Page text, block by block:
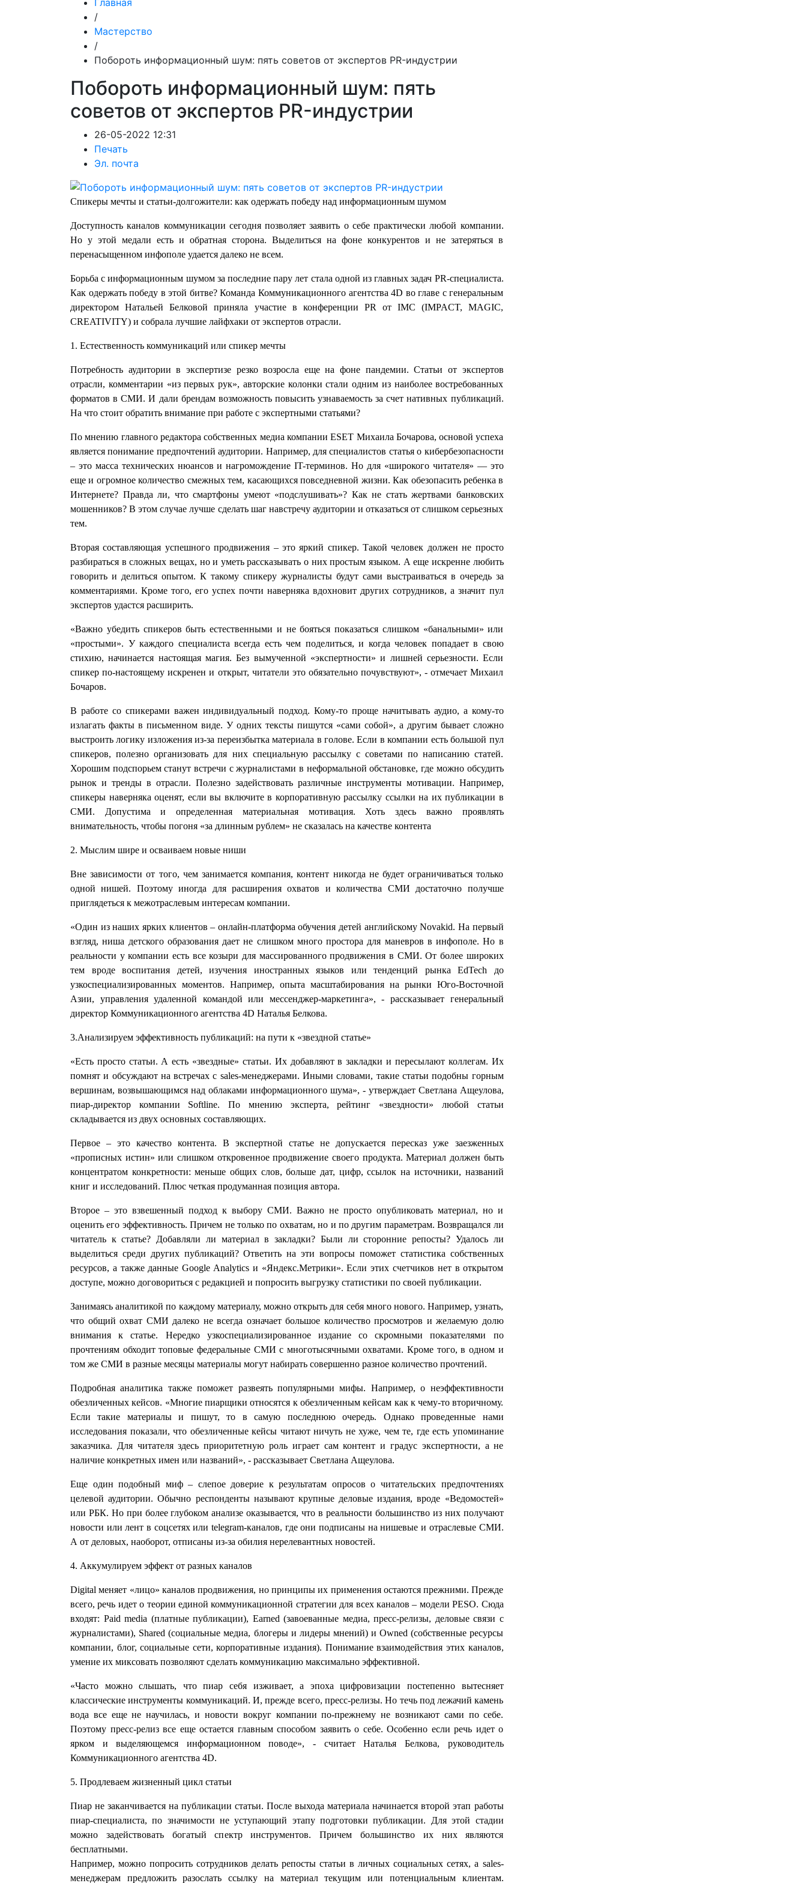
Главная
/
Мастерство
/
Побороть информационный шум: пять советов от экспертов PR-индустрии
Побороть информационный шум: пять
советов от экспертов PR-индустрии
26-05-2022 12:31
Печать
Эл. почта
Спикеры мечты и статьи-долгожители: как одержать победу над информационным шумом
Доступность каналов коммуникации сегодня позволяет заявить о себе практически любой компании.
Но у этой медали есть и обратная сторона. Выделиться на фоне конкурентов и не затеряться в
перенасыщенном инфополе удается далеко не всем.
Борьба с информационным шумом за последние пару лет стала одной из главных задач PR-специалиста.
Как одержать победу в этой битве? Команда Коммуникационного агентства 4D во главе с генеральным
директором Натальей Белковой приняла участие в конференции PR от IMC (IMPACT, MAGIC,
CREATIVITY) и собрала лучшие лайфхаки от экспертов отрасли.
1. Естественность коммуникаций или спикер мечты
Потребность аудитории в экспертизе резко возросла еще на фоне пандемии. Статьи от экспертов
отрасли, комментарии «из первых рук», авторские колонки стали одним из наиболее востребованных
форматов в СМИ. И дали брендам возможность повысить узнаваемость за счет нативных публикаций.
На что стоит обратить внимание при работе с экспертными статьями?
По мнению главного редактора собственных медиа компании ESET Михаила Бочарова, основой успеха
является понимание предпочтений аудитории. Например, для специалистов статья о кибербезопасности
– это масса технических нюансов и нагромождение IT-терминов. Но для «широкого читателя» — это
еще и огромное количество смежных тем, касающихся повседневной жизни. Как обезопасить ребенка в
Интернете? Правда ли, что смартфоны умеют «подслушивать»? Как не стать жертвами банковских
мошенников? В этом случае лучше сделать шаг навстречу аудитории и отказаться от слишком серьезных
тем.
Вторая составляющая успешного продвижения – это яркий спикер. Такой человек должен не просто
разбираться в сложных вещах, но и уметь рассказывать о них простым языком. А еще искренне любить
говорить и делиться опытом. К такому спикеру журналисты будут сами выстраиваться в очередь за
комментариями. Кроме того, его успех почти наверняка вдохновит других сотрудников, а значит пул
экспертов удастся расширить.
«Важно убедить спикеров быть естественными и не бояться показаться слишком «банальными» или
«простыми». У каждого специалиста всегда есть чем поделиться, и когда человек попадает в свою
стихию, начинается настоящая магия. Без вымученной «экспертности» и лишней серьезности. Если
спикер по-настоящему искренен и открыт, читатели это обязательно почувствуют», - отмечает Михаил
Бочаров.
В работе со спикерами важен индивидуальный подход. Кому-то проще начитывать аудио, а кому-то
излагать факты в письменном виде. У одних тексты пишутся «сами собой», а другим бывает сложно
выстроить логику изложения из-за переизбытка материала в голове. Если в компании есть большой пул
спикеров, полезно организовать для них специальную рассылку с советами по написанию статей.
Хорошим подспорьем станут встречи с журналистами в неформальной обстановке, где можно обсудить
рынок и тренды в отрасли. Полезно задействовать различные инструменты мотивации. Например,
спикеры наверняка оценят, если вы включите в корпоративную рассылку ссылки на их публикации в
СМИ. Допустима и определенная материальная мотивация. Хоть здесь важно проявлять
внимательность, чтобы погоня «за длинным рублем» не сказалась на качестве контента
2. Мыслим шире и осваиваем новые ниши
Вне зависимости от того, чем занимается компания, контент никогда не будет ограничиваться только
одной нишей. Поэтому иногда для расширения охватов и количества СМИ достаточно получше
приглядеться к межотраслевым интересам компании.
«Один из наших ярких клиентов – онлайн-платформа обучения детей английскому Novakid. На первый
взгляд, ниша детского образования дает не слишком много простора для маневров в инфополе. Но в
реальности у компании есть все козыри для массированного продвижения в СМИ. От более широких
тем вроде воспитания детей, изучения иностранных языков или тенденций рынка EdTech до
узкоспециализированных моментов. Например, опыта масштабирования на рынки Юго-Восточной
Азии, управления удаленной командой или мессенджер-маркетинга», - рассказывает генеральный
директор Коммуникационного агентства 4D Наталья Белкова.
3.Анализируем эффективность публикаций: на пути к «звездной статье»
«Есть просто статьи. А есть «звездные» статьи. Их добавляют в закладки и пересылают коллегам. Их
помнят и обсуждают на встречах с sales-менеджерами. Иными словами, такие статьи подобны горным
вершинам, возвышающимся над облаками информационного шума», - утверждает Светлана Ащеулова,
пиар-директор компании Softline. По мнению эксперта, рейтинг «звездности» любой статьи
складывается из двух основных составляющих.
Первое – это качество контента. В экспертной статье не допускается пересказ уже заезженных
«прописных истин» или слишком откровенное продвижение своего продукта. Материал должен быть
концентратом конкретности: меньше общих слов, больше дат, цифр, ссылок на источники, названий
книг и исследований. Плюс четкая продуманная позиция автора.
Второе – это взвешенный подход к выбору СМИ. Важно не просто опубликовать материал, но и
оценить его эффективность. Причем не только по охватам, но и по другим параметрам. Возвращался ли
читатель к статье? Добавляли ли материал в закладки? Были ли сторонние репосты? Удалось ли
выделиться среди других публикаций? Ответить на эти вопросы поможет статистика собственных
ресурсов, а также данные Google Analytics и «Яндекс.Метрики». Если этих счетчиков нет в открытом
доступе, можно договориться с редакцией и попросить выгрузку статистики по своей публикации.
Занимаясь аналитикой по каждому материалу, можно открыть для себя много нового. Например, узнать,
что общий охват СМИ далеко не всегда означает большое количество просмотров и желаемую долю
внимания к статье. Нередко узкоспециализированное издание со скромными показателями по
прочтениям обходит топовые федеральные СМИ с многотысячными охватами. Кроме того, в одном и
том же СМИ в разные месяцы материалы могут набирать совершенно разное количество прочтений.
Подробная аналитика также поможет развеять популярными мифы. Например, о неэффективности
обезличенных кейсов. «Многие пиарщики относятся к обезличенным кейсам как к чему-то вторичному.
Если такие материалы и пишут, то в самую последнюю очередь. Однако проведенные нами
исследования показали, что обезличенные кейсы читают ничуть не хуже, чем те, где есть упоминание
заказчика. Для читателя здесь приоритетную роль играет сам контент и градус экспертности, а не
наличие конкретных имен или названий», - рассказывает Светлана Ащеулова.
Еще один подобный миф – слепое доверие к результатам опросов о читательских предпочтениях
целевой аудитории. Обычно респонденты называют крупные деловые издания, вроде «Ведомостей»
или РБК. Но при более глубоком анализе оказывается, что в реальности большинство из них получают
новости или лент в соцсетях или telegram-каналов, где они подписаны на нишевые и отраслевые СМИ.
А от деловых, наоборот, отписаны из-за обилия нерелевантных новостей.
4. Аккумулируем эффект от разных каналов
Digital меняет «лицо» каналов продвижения, но принципы их применения остаются прежними. Прежде
всего, речь идет о теории единой коммуникационной стратегии для всех каналов – модели PESO. Сюда
входят: Paid media (платные публикации), Earned (завоеванные медиа, пресс-релизы, деловые связи с
журналистами), Shared (социальные медиа, блогеры и лидеры мнений) и Owned (собственные ресурсы
компании, блог, социальные сети, корпоративные издания). Понимание взаимодействия этих каналов,
умение их миксовать позволяют сделать коммуникацию максимально эффективной.
«Часто можно слышать, что пиар себя изживает, а эпоха цифровизации постепенно вытесняет
классические инструменты коммуникаций. И, прежде всего, пресс-релизы. Но течь под лежачий камень
вода все еще не научилась, и новости вокруг компании по-прежнему не возникают сами по себе.
Поэтому пресс-релиз все еще остается главным способом заявить о себе. Особенно если речь идет о
ярком и выделяющемся информационном поводе», - считает Наталья Белкова, руководитель
Коммуникационного агентства 4D.
5. Продлеваем жизненный цикл статьи
Пиар не заканчивается на публикации статьи. После выхода материала начинается второй этап работы
пиар-специалиста, по значимости не уступающий этапу подготовки публикации. Для этой стадии
можно задействовать богатый спектр инструментов. Причем большинство их них являются
бесплатными.
Например, можно попросить сотрудников делать репосты статьи в личных социальных сетях, а sales-
менеджерам предложить разослать ссылку на материал текущим или потенциальным клиентам.